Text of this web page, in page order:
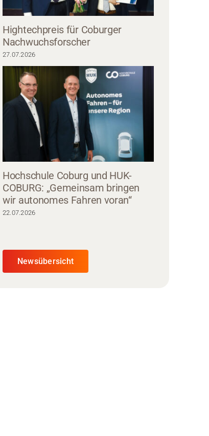
Hightechpreis für Coburger
Nachwuchsforscher
27.07.2026
Hochschule Coburg und HUK-
COBURG: „Gemeinsam bringen
wir autonomes Fahren voran“
22.07.2026
Newsübersicht